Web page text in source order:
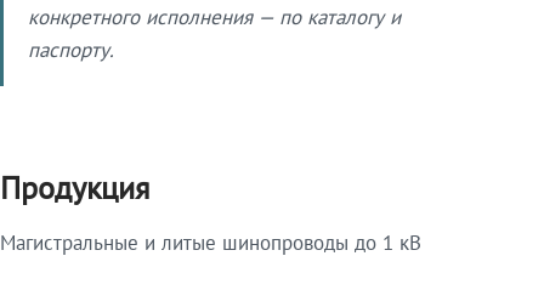
конкретного исполнения — по каталогу и
паспорту.
Продукция
Магистральные и литые шинопроводы до 1 кВ